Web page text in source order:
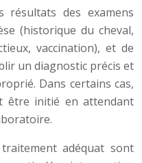
résultats des examens
(historique du cheval,
vaccination), et de
un diagnostic précis et
Dans certains cas,
être initié en attendant
adéquat sont